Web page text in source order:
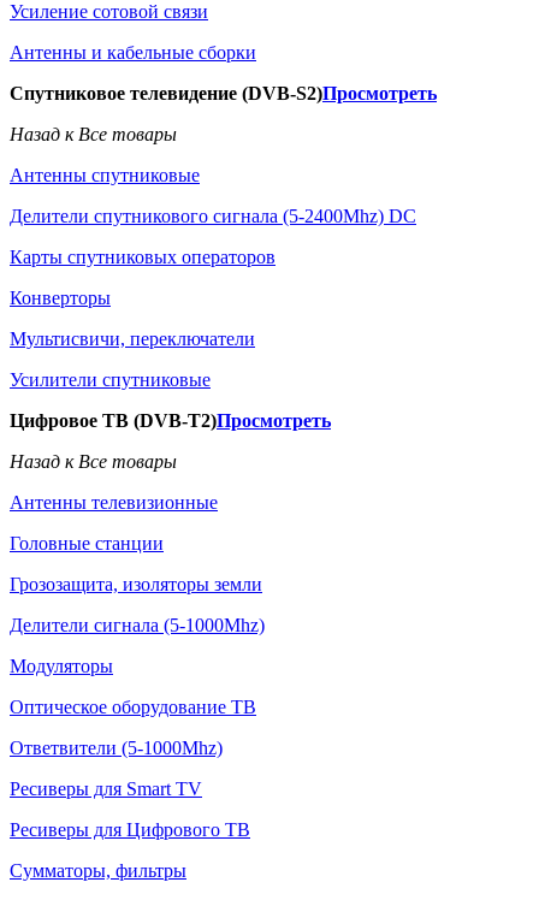
Усиление сотовой связи
Антенны и кабельные сборки
Спутниковое телевидение (DVB-S2)Просмотреть
Назад к Все товары
Антенны спутниковые
Делители спутникового сигнала (5-2400Mhz) DC
Карты спутниковых операторов
Конверторы
Мультисвичи, переключатели
Усилители спутниковые
Цифровое ТВ (DVB-T2)Просмотреть
Назад к Все товары
Антенны телевизионные
Головные станции
Грозозащита, изоляторы земли
Делители сигнала (5-1000Mhz)
Модуляторы
Оптическое оборудование ТВ
Ответвители (5-1000Mhz)
Ресиверы для Smart TV
Ресиверы для Цифрового ТВ
Сумматоры, фильтры